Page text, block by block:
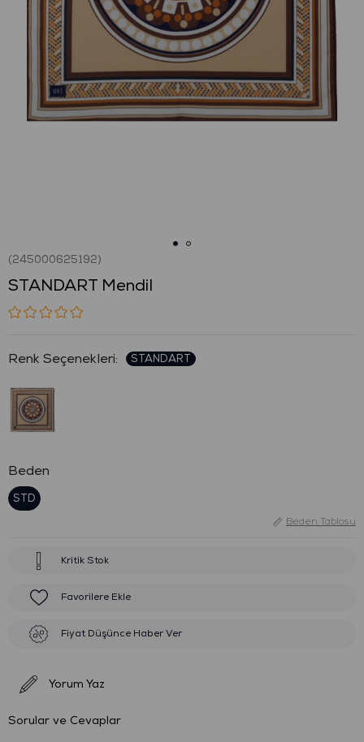
(245000625192)
STANDART Mendil
:
Beden
STD
Beden Tablosu
Kritik Stok
Favorilere Ekle
Fiyat Düşünce Haber Ver
Yorum Yaz
Sorular ve Cevaplar